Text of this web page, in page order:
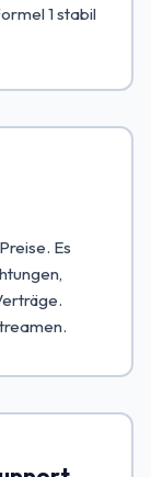
1 stabil
Es